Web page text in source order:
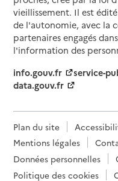
vieillissement. Il est
de l'autonomie, avec la
partenaires engagés
l'information des
info.gouv.fr
service-
data.gouv.fr
Plan du site
Mentions légales
Données personnelles
Politique des cookies